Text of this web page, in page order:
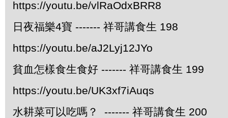
https://youtu.be/vlRaOdxBRR8
日夜福樂4寶 ------- 祥哥講食生 198
https://youtu.be/aJ2Lyj12JYo
貧血怎樣食生食好 ------- 祥哥講食生 199
https://youtu.be/UK3xf7iAuqs
水耕菜可以吃嗎？ ------- 祥哥講食生 200